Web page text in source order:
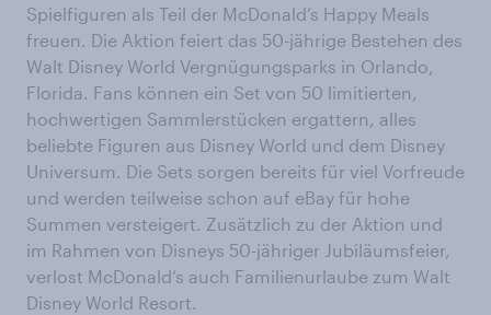
Spielfiguren als Teil der McDonald‘s Happy Meals
freuen. Die Aktion feiert das 50-jährige Bestehen des
Walt Disney World Vergnügungsparks in Orlando,
Florida. Fans können ein Set von 50 limitierten,
hochwertigen Sammlerstücken ergattern, alles
beliebte Figuren aus Disney World und dem Disney
Universum. Die Sets sorgen bereits für viel Vorfreude
und werden teilweise schon auf eBay für hohe
Summen versteigert. Zusätzlich zu der Aktion und
im Rahmen von Disneys 50-jähriger Jubiläumsfeier,
verlost McDonald‘s auch Familienurlaube zum Walt
Disney World Resort.